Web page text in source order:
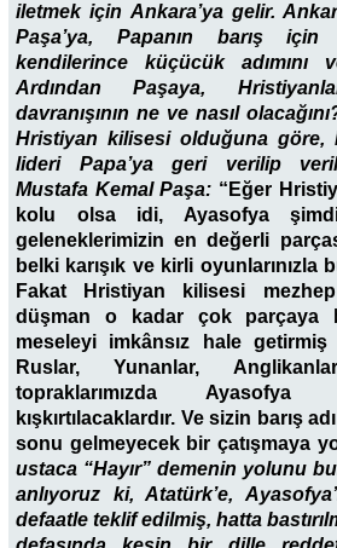
iletmek için Ankara’ya gelir.
Paşa’ya, Papanın barış için
kendilerince küçücük adımını
Ardından Paşaya,
davranışının ne ve nasıl
Hristiyan kilisesi olduğuna göre,
lideri Papa’ya geri verilip
Mustafa Kemal Paşa: “Eğer
kolu olsa idi, Ayasofya
geleneklerimizin en değerli
belki karışık ve kirli
Fakat Hristiyan kilisesi
düşman o kadar çok parçaya
meseleyi imkânsız hale getirmiş
Ruslar, Yunanlar,
topraklarımızda
kışkırtılacaklardır. Ve sizin barış
sonu gelmeyecek bir çatışmaya
ustaca “Hayır” demenin yolunu
anlıyoruz ki, Atatürk’e,
defaatle teklif edilmiş, hatta